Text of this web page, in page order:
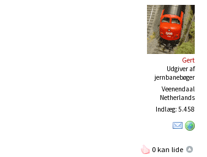
Gert
Udgiver af
jernbanebøger
Veenendaal
Netherlands
Indlæg: 5.458
0 kan lide